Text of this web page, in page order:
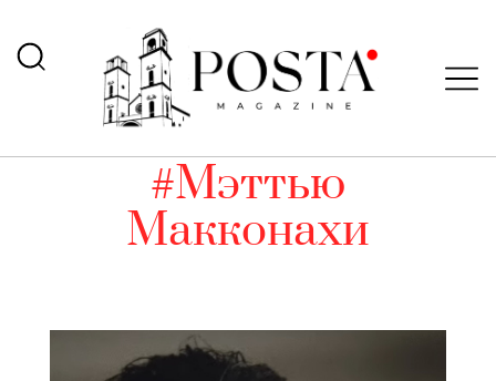
#Мэттью
Макконахи